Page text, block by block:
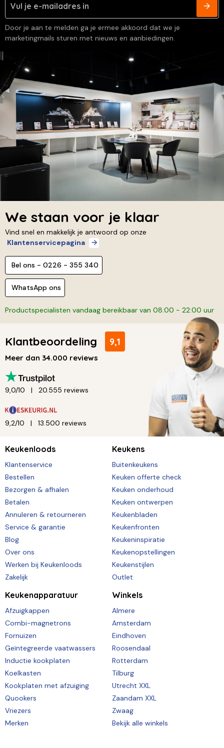
Door je aan te melden ga je ermee akkoord dat we je
marketingmails sturen met nieuws en aanbiedingen.
We staan voor je klaar
Vind snel en makkelijk je antwoord op onze
Klantenservicepagina
Bel ons - 0226 - 355 340
WhatsApp ons
Productspecialisten vandaag bereikbaar van 08:00 - 22:00 uur
Klantbeoordeling 9,1
Meer dan 34.000 reviews
9,0/10 20.555 reviews
9,2/10 13.500 reviews
Keukenloods
Klantenservice
Bestellen
Bezorgen & afhalen
Betalen
Annuleren & retourneren
Service & garantie
Blog
Over ons
Werken bij Keukenloods
Zakelijk
Keukens
Buitenkeukens
Keuken offerte check
Keuken onderhoud
Keuken ontwerpen
Keukenbladen
Keukenfronten
Keukeninspiratie
Keukenopstellingen
Keukenstijlen
Outlet
Keukenapparatuur
Afzuigkappen
Combi-magnetrons
Fornuizen
Geïntegreerde vaatwassers
Inductie kookplaten
Koelkasten
Kookplaten met afzuiging
Quookers
Vriezers
Merken
Winkels
Almere
Amsterdam
Eindhoven
Roosendaal
Rotterdam
Tilburg
Utrecht XXL
Zaandam XXL
Zwaag
Bekijk alle winkels